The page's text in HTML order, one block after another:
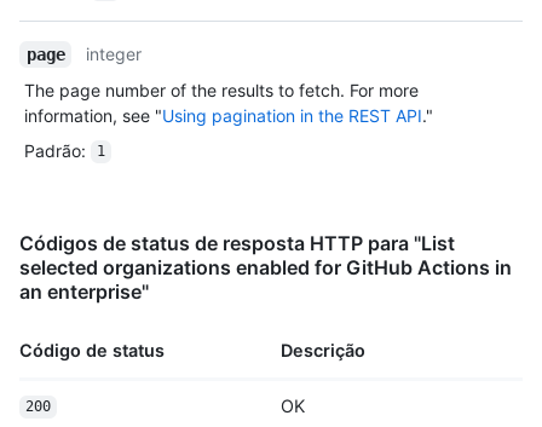
page
integer
The page number of the results to fetch. For more
information, see "Using pagination in the REST API."
Padrão: 1
Códigos de status de resposta HTTP para "List
selected organizations enabled for GitHub Actions in
an enterprise"
Código de status Descrição
200 OK